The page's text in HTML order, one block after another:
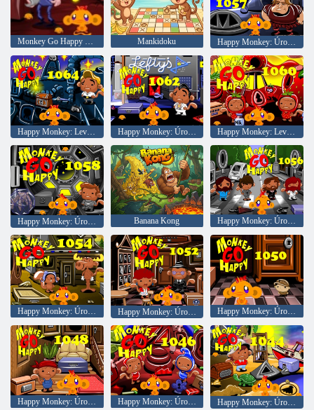
Mankidoku Happy Monkey: Úroveň 1057
Happy Monkey: Úroveň 1062
Happy Monkey: Úroveň 1058 Banana Kong Happy Monkey: Úroveň 1056
Happy Monkey: Úroveň 1054 Happy Monkey: Úroveň 1050 Happy Monkey: Úroveň 1050
Happy Monkey: Úroveň 1046 Happy Monkey: Úroveň 1044